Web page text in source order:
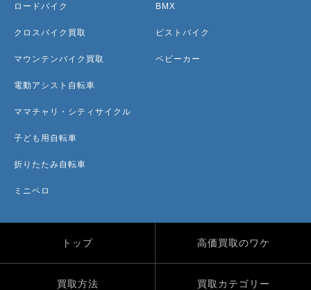
ロードバイク
クロスバイク買取
マウンテンバイク買取
電動アシスト自転車
ママチャリ・シティサイクル
子ども用自転車
折りたたみ自転車
ミニベロ
BMX
ピストバイク
ベビーカー
トップ 高価買取のワケ
買取方法 買取カテゴリー